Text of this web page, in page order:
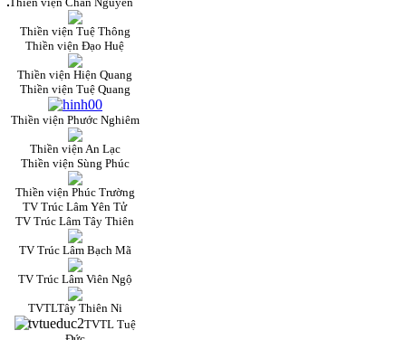
Thiền viện Tuệ Thông
Thiền viện Đạo Huệ
Thiền viện Hiện Quang
Thiền viện Tuệ Quang
Thiền viện Phước Nghiêm
Thiền viện An Lạc
Thiền viện Sùng Phúc
Thiền viện Phúc Trường
TV Trúc Lâm Yên Tử
TV Trúc Lâm Tây Thiên
TV Trúc Lâm Bạch Mã
TV Trúc Lâm Viên Ngộ
TVTLTây Thiên Ni
TVTL Tuệ